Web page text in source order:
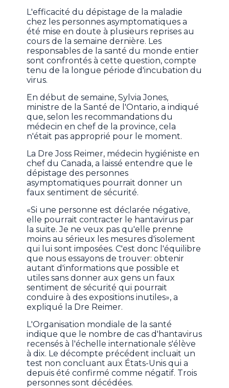
L'efficacité du dépistage de la maladie
chez les personnes asymptomatiques a
été mise en doute à plusieurs reprises au
cours de la semaine dernière. Les
responsables de la santé du monde entier
sont confrontés à cette question, compte
tenu de la longue période d'incubation du
virus.
En début de semaine, Sylvia Jones,
ministre de la Santé de l'Ontario, a indiqué
que, selon les recommandations du
médecin en chef de la province, cela
n'était pas approprié pour le moment.
La Dre Joss Reimer, médecin hygiéniste en
chef du Canada, a laissé entendre que le
dépistage des personnes
asymptomatiques pourrait donner un
faux sentiment de sécurité.
«Si une personne est déclarée négative,
elle pourrait contracter le hantavirus par
la suite. Je ne veux pas qu'elle prenne
moins au sérieux les mesures d'isolement
qui lui sont imposées. C'est donc l'équilibre
que nous essayons de trouver: obtenir
autant d'informations que possible et
utiles sans donner aux gens un faux
sentiment de sécurité qui pourrait
conduire à des expositions inutiles», a
expliqué la Dre Reimer.
L'Organisation mondiale de la santé
indique que le nombre de cas d'hantavirus
recensés à l'échelle internationale s'élève
à dix. Le décompte précédent incluait un
test non concluant aux États-Unis qui a
depuis été confirmé comme négatif. Trois
personnes sont décédées.